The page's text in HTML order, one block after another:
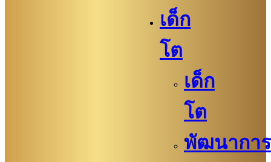
เด็ก
โต
เด็ก
โต
พัฒนาการ